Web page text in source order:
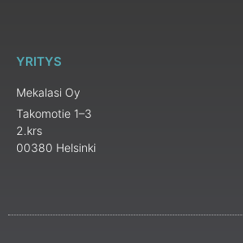
YRITYS
Mekalasi Oy
Takomotie 1–3
2.krs
00380 Helsinki